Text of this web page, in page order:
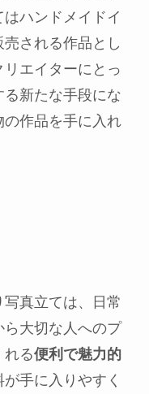
ハンドメイドイ
される作品とし
エイターにとっ
新たな手段にな
の作品を手に入れ
真立ては、日常
大切な人へのプ
れる便利で魅力的
手に入りやすく